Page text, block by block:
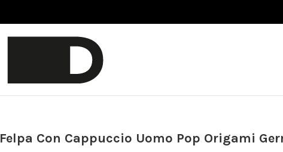
Felpa Con Cappuccio Uomo Pop Origami